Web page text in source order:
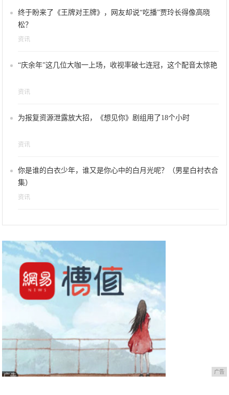
终于盼来了《王牌对王牌》，网友却说“吃播”贾玲长得像高晓
松？
资讯
“庆余年”这几位大咖一上场，收视率破七连冠，这个配音太惊艳
资讯
为报复资源泄露放大招，《想见你》剧组用了18个小时
资讯
你是谁的白衣少年，谁又是你心中的白月光呢？（男星白衬衣合
集）
资讯
广告